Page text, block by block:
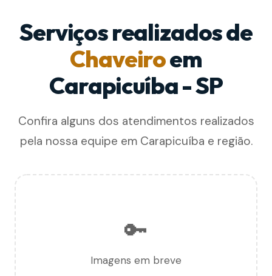
Serviços realizados de
Chaveiroem
Carapicuíba - SP
Confira alguns dos atendimentos realizados
pela nossa equipe em Carapicuíba e região.
🔑
Imagens em breve